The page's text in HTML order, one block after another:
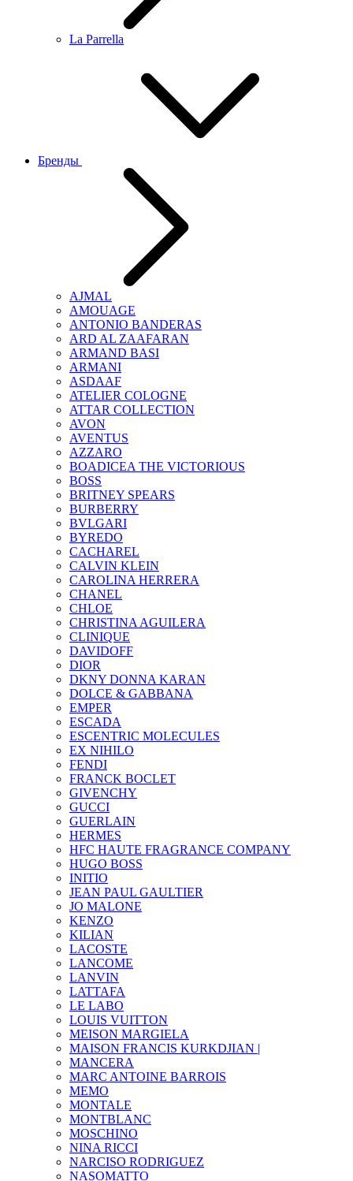
La Parrella
Бренды
AJMAL
AMOUAGE
ANTONIO BANDERAS
ARD AL ZAAFARAN
ARMAND BASI
ARMANI
ASDAAF
ATELIER COLOGNE
ATTAR COLLECTION
AVON
AVENTUS
AZZARO
BOADICEA THE VICTORIOUS
BOSS
BRITNEY SPEARS
BURBERRY
BVLGARI
BYREDO
CACHAREL
CALVIN KLEIN
CAROLINA HERRERA
CHANEL
CHLOE
CHRISTINA AGUILERA
CLINIQUE
DAVIDOFF
DIOR
DKNY DONNA KARAN
DOLCE & GABBANA
EMPER
ESCADA
ESCENTRIC MOLECULES
EX NIHILO
FENDI
FRANCK BOCLET
GIVENCHY
GUCCI
GUERLAIN
HERMES
HFC HAUTE FRAGRANCE COMPANY
HUGO BOSS
INITIO
JEAN PAUL GAULTIER
JO MALONE
KENZO
KILIAN
LACOSTE
LANCOME
LANVIN
LATTAFA
LE LABO
LOUIS VUITTON
MEISON MARGIELA
MAISON FRANCIS KURKDJIAN |
MANCERA
MARC ANTOINE BARROIS
MEMO
MONTALE
MONTBLANC
MOSCHINO
NINA RICCI
NARCISO RODRIGUEZ
NASOMATTO